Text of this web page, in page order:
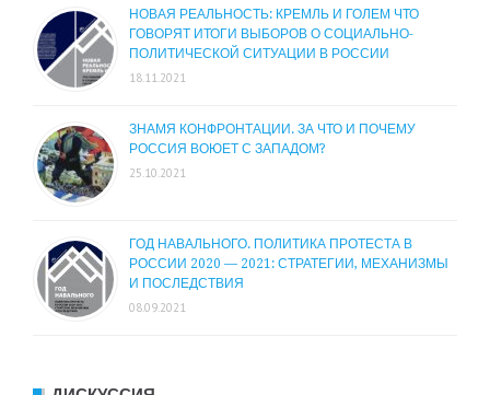
НОВАЯ РЕАЛЬНОСТЬ: КРЕМЛЬ И ГОЛЕМ ЧТО
ГОВОРЯТ ИТОГИ ВЫБОРОВ О СОЦИАЛЬНО-
ПОЛИТИЧЕСКОЙ СИТУАЦИИ В РОССИИ
18.11.2021
ЗНАМЯ КОНФРОНТАЦИИ. ЗА ЧТО И ПОЧЕМУ
РОССИЯ ВОЮЕТ С ЗАПАДОМ?
25.10.2021
ГОД НАВАЛЬНОГО. ПОЛИТИКА ПРОТЕСТА В
РОССИИ 2020 — 2021: СТРАТЕГИИ, МЕХАНИЗМЫ
И ПОСЛЕДСТВИЯ
08.09.2021